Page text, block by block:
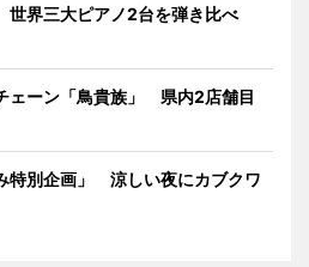
界三大ピアノ2台を弾き比べ
ェーン「鳥貴族」 県内2店舗目
特別企画」 涼しい夜にカブクワ